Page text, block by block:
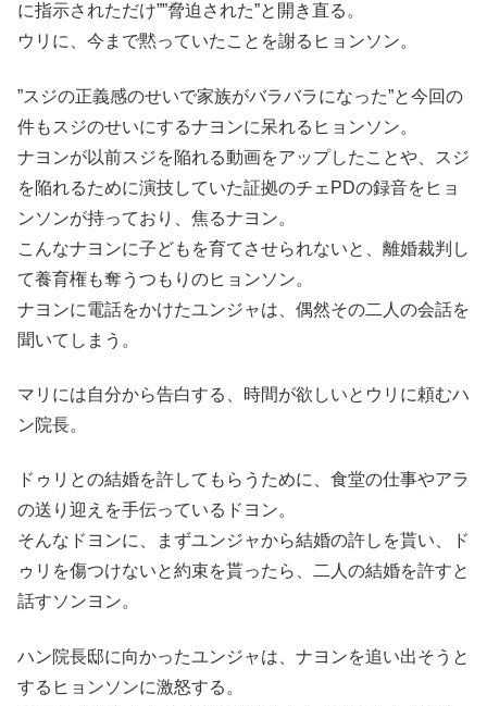
に指示されただけ””脅迫された”と開き直る。
ウリに、今まで黙っていたことを謝るヒョンソン。
”スジの正義感のせいで家族がバラバラになった”と今回の
件もスジのせいにするナヨンに呆れるヒョンソン。
ナヨンが以前スジを陥れる動画をアップしたことや、スジ
を陥れるために演技していた証拠のチェPDの録音をヒョ
ンソンが持っており、焦るナヨン。
こんなナヨンに子どもを育てさせられないと、離婚裁判し
て養育権も奪うつもりのヒョンソン。
ナヨンに電話をかけたユンジャは、偶然その二人の会話を
聞いてしまう。
マリには自分から告白する、時間が欲しいとウリに頼むハ
ン院長。
ドゥリとの結婚を許してもらうために、食堂の仕事やアラ
の送り迎えを手伝っているドヨン。
そんなドヨンに、まずユンジャから結婚の許しを貰い、ド
ゥリを傷つけないと約束を貰ったら、二人の結婚を許すと
話すソンヨン。
ハン院長邸に向かったユンジャは、ナヨンを追い出そうと
するヒョンソンに激怒する。